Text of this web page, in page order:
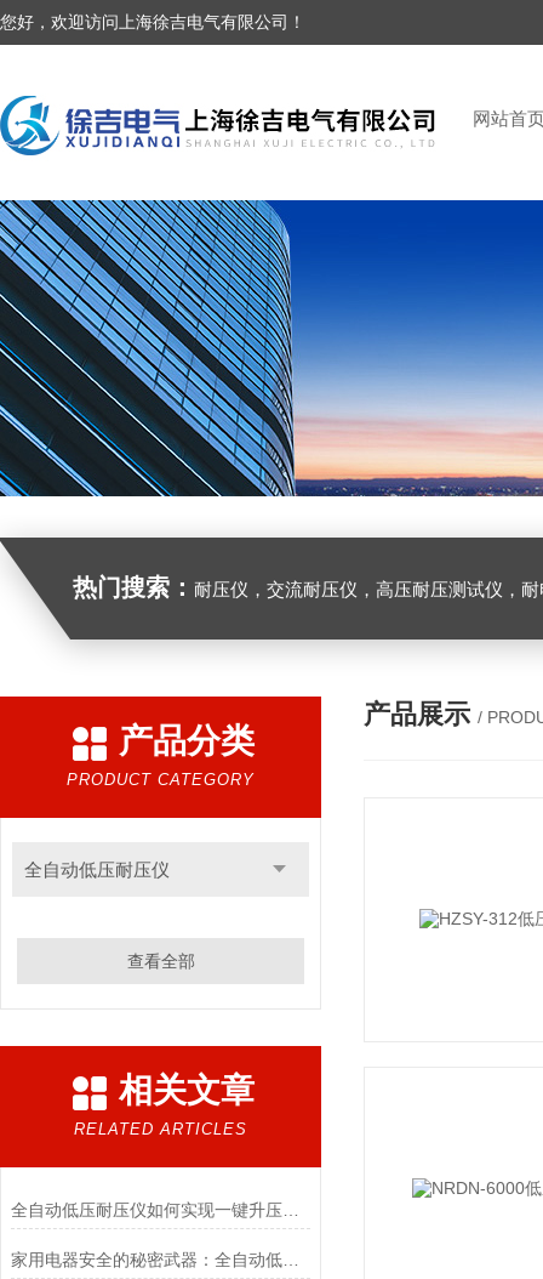
您好，欢迎访问上海徐吉电气有限公司！
网站首
热门搜索： 耐压仪，交流耐压仪，高压耐压测试仪，
产品分类
PRODUCT CATEGORY
全自动低压耐压仪
查看全部
相关文章
RELATED ARTICLES
全自动低压耐压仪如何实现一键升压、计时与回零
家用电器安全的秘密武器：全自动低压耐压仪
产品展示 /